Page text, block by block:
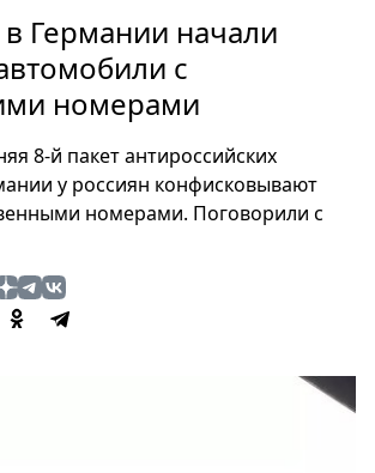
Германии начали
с
номерами
8-й пакет антироссийских
у россиян конфисковывают
номерами. Поговорили с